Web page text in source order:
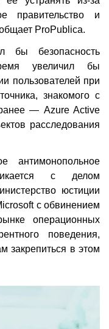
правительство и
ProPublica.
бы безопасность
увеличил бы
пользователей при
знакомого с
— Azure Active
расследования
антимонопольное
с делом
юстиции
с обвинением
операционных
поведения,
закрепиться в этом